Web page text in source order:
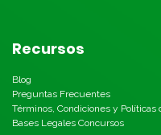
Recursos
Blog
Preguntas Frecuentes
Términos, Condiciones y Políticas
Bases Legales Concursos